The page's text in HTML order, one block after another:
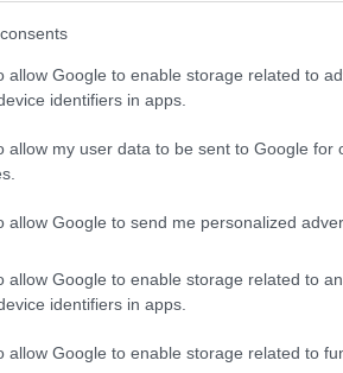
allow Google to enable storage related to
identifiers in apps.
allow my user data to be sent to Google for
allow Google to send me personalized
allow Google to enable storage related to
identifiers in apps.
allow Google to enable storage related to